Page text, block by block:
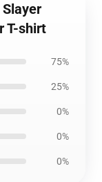
T-shirt
75%
25%
0%
0%
0%